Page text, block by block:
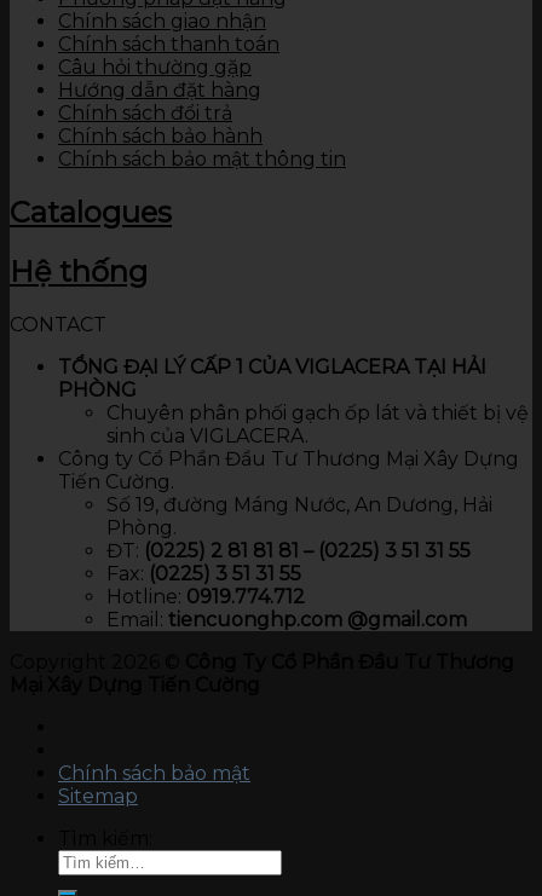
Chính sách giao nhận
Chính sách thanh toán
Câu hỏi thường gặp
Hướng dẫn đặt hàng
Chính sách đổi trả
Chính sách bảo hành
Chính sách bảo mật thông tin
Catalogues
Hệ thống
CONTACT
TỔNG ĐẠI LÝ CẤP 1 CỦA VIGLACERA TẠI HẢI
PHÒNG
Chuyên phân phối gạch ốp lát và thiết bị vệ
sinh của VIGLACERA.
Công ty Cổ Phần Đầu Tư Thương Mại Xây Dựng
Tiến Cường.
Số 19, đường Máng Nước, An Dương, Hải
Phòng.
ĐT: (0225) 2 81 81 81 – (0225) 3 51 31 55
Fax: (0225) 3 51 31 55
Hotline: 0919.774.712​
Email: tiencuonghp.com @gmail.com
Chính sách bảo mật
Sitemap